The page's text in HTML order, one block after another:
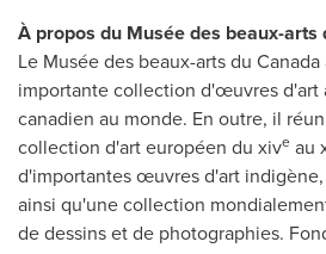
À propos du Musée des beaux-arts
Le Musée des beaux-arts du Canada
importante collection d'œuvres d'art
canadien au monde. En outre, il
collection d'art européen du xive au
d'importantes œuvres d'art
ainsi qu'une collection
de dessins et de photographies.